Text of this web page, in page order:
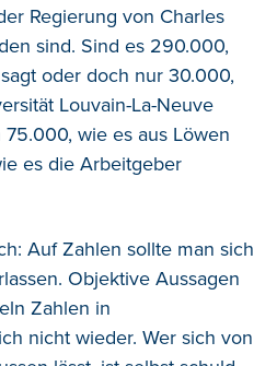
Regierung von Charles
sind. Sind es 290.000,
oder doch nur 30.000,
Louvain-La-Neuve
wie es aus Löwen
es die Arbeitgeber
Auf Zahlen sollte man sich
Objektive Aussagen
Zahlen in
nicht wieder. Wer sich von